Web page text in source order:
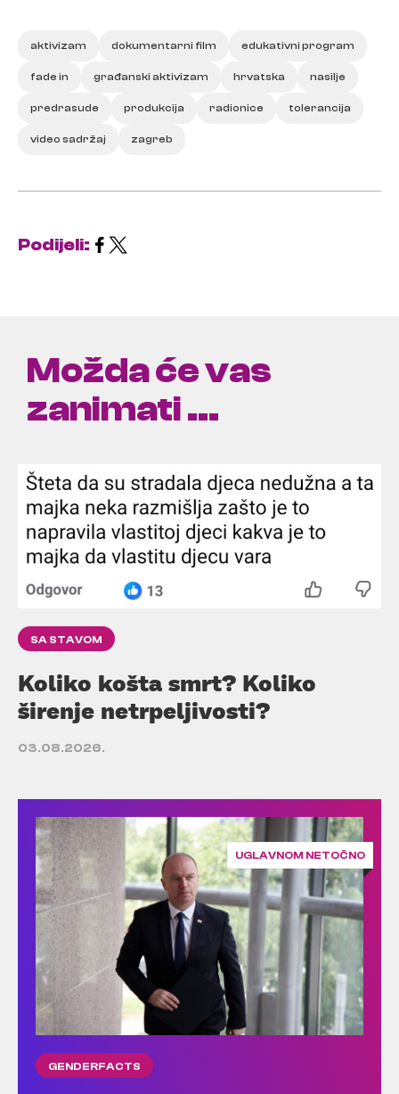
aktivizam dokumentarni film edukativni program
fade in građanski aktivizam hrvatska nasilje
predrasude produkcija radionice tolerancija
video sadržaj zagreb
Podijeli:
Možda će vas
zanimati ...
SA STAVOM
Koliko košta smrt? Koliko
širenje netrpeljivosti?
03.08.2026.
UGLAVNOM NETOČNO
GENDERFACTS